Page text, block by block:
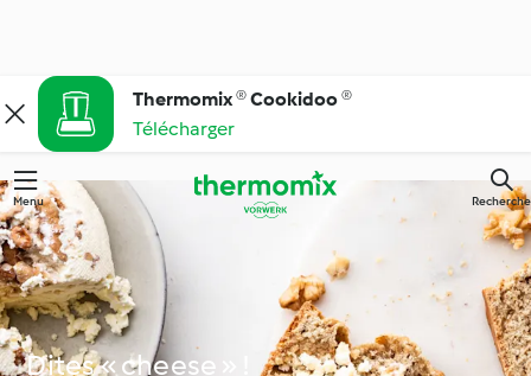
Thermomix ® Cookidoo ®
Télécharger
Menu Recherche
Dites « cheese » !